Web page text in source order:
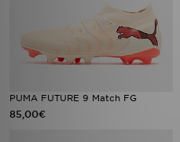
PUMA FUTURE 9 Match FG
85,00€